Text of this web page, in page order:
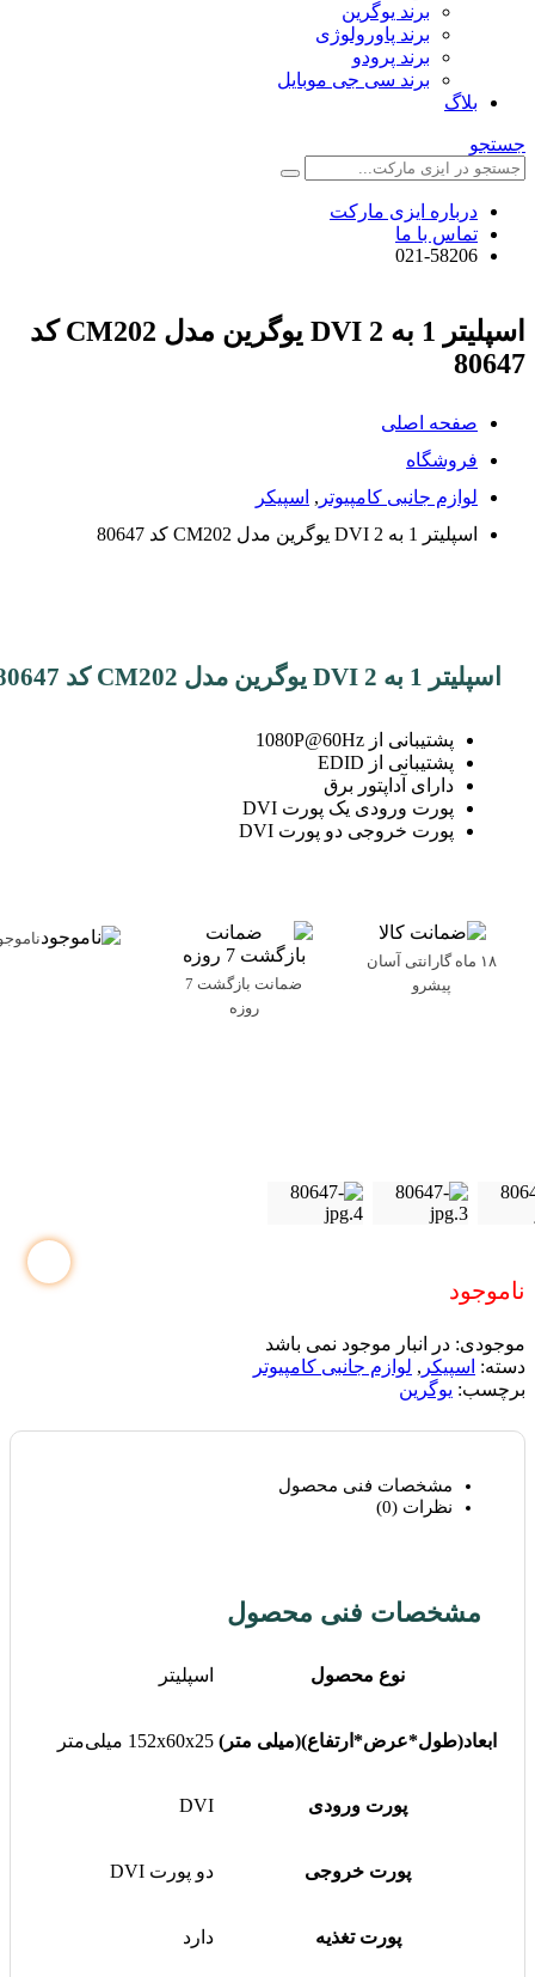
برند یوگرین
برند پاورولوژی
برند پرودو
برند سی جی موبایل
بلاگ
جستجو
درباره ایزی مارکت
تماس با ما
021-58206
اسپلیتر 1 به 2 DVI یوگرین مدل CM202 کد
80647
صفحه اصلی
فروشگاه
لوازم جانبی کامپیوتر , اسپیکر
اسپلیتر 1 به 2 DVI یوگرین مدل CM202 کد 80647
اسپلیتر 1 به 2 DVI یوگرین مدل CM202 کد 80647
پشتیبانی از 1080P@60Hz
پشتیبانی از EDID
دارای آداپتور برق
پورت ورودی یک پورت DVI
پورت خروجی دو پورت DVI
۱۸ ماه گارانتی آسان
پیشرو
ضمانت بازگشت 7
روزه
ناموجود
موجودی: در انبار موجود نمی باشد
دسته: اسپیکر , لوازم جانبی کامپیوتر
برچسب: یوگرین
مشخصات فنی محصول
نظرات (0)
مشخصات فنی محصول
نوع محصول اسپلیتر
ابعاد(طول*عرض*ارتفاع)(میلی متر) 152x60x25 میلی‌متر
پورت ورودی DVI
پورت خروجی دو پورت DVI
پورت تغذیه دارد